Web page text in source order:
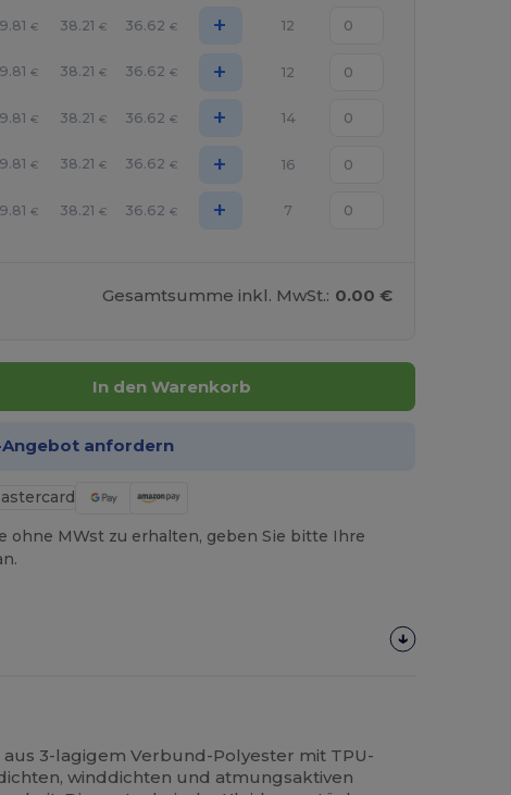
€ 38.21 € 36.62 € + 12
€ 38.21 € 36.62 € + 12
€ 38.21 € 36.62 € + 14
€ 38.21 € 36.62 € + 16
€ 38.21 € 36.62 € + 7
Gesamtsumme inkl. MwSt.: 0.00 €
In den Warenkorb
Angebot anfordern
ohne MWst zu erhalten, geben Sie bitte Ihre
3-lagigem Verbund-Polyester mit TPU-
winddichten und atmungsaktiven